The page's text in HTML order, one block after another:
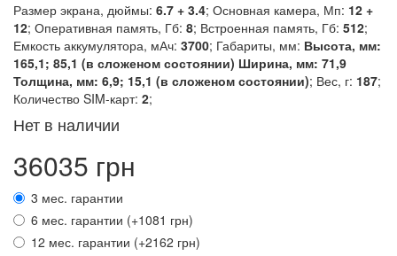
Размер экрана, дюймы: 6.7 + 3.4; Основная камера, Мп: 12 +
12; Оперативная память, Гб: 8; Встроенная память, Гб: 512;
Емкость аккумулятора, мАч: 3700; Габариты, мм: Высота, мм:
165,1; 85,1 (в сложеном состоянии) Ширина, мм: 71,9
Толщина, мм: 6,9; 15,1 (в сложеном состоянии); Вес, г: 187;
Количество SIM-карт: 2;
Нет в наличии
36035 грн
3 мес. гарантии
6 мес. гарантии (+1081 грн)
12 мес. гарантии (+2162 грн)